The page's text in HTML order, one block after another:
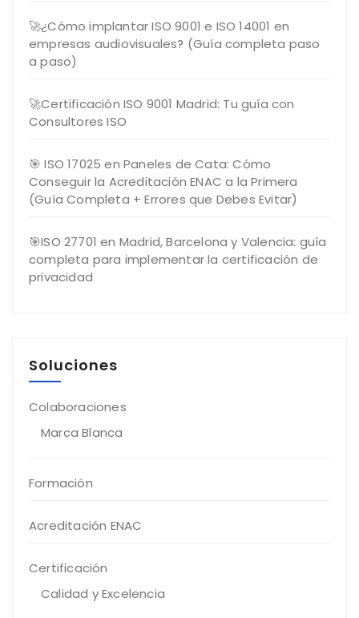
🚀¿Cómo implantar ISO 9001 e ISO 14001 en
empresas audiovisuales? (Guía completa paso
a paso)
🚀Certificación ISO 9001 Madrid: Tu guía con
Consultores ISO
🎯 ISO 17025 en Paneles de Cata: Cómo
Conseguir la Acreditación ENAC a la Primera
(Guía Completa + Errores que Debes Evitar)
🎯ISO 27701 en Madrid, Barcelona y Valencia: guía
completa para implementar la certificación de
privacidad
Soluciones
Colaboraciones
Marca Blanca
Formación
Acreditación ENAC
Certificación
Calidad y Excelencia